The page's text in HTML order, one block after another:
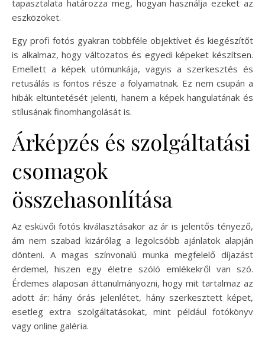
tapasztalata határozza meg, hogyan használja ezeket az
eszközöket.
Egy profi fotós gyakran többféle objektívet és kiegészítőt
is alkalmaz, hogy változatos és egyedi képeket készítsen.
Emellett a képek utómunkája, vagyis a szerkesztés és
retusálás is fontos része a folyamatnak. Ez nem csupán a
hibák eltüntetését jelenti, hanem a képek hangulatának és
stílusának finomhangolását is.
Árképzés és szolgáltatási
csomagok
összehasonlítása
Az esküvői fotós kiválasztásakor az ár is jelentős tényező,
ám nem szabad kizárólag a legolcsóbb ajánlatok alapján
dönteni. A magas színvonalú munka megfelelő díjazást
érdemel, hiszen egy életre szóló emlékekről van szó.
Érdemes alaposan áttanulmányozni, hogy mit tartalmaz az
adott ár: hány órás jelenlétet, hány szerkesztett képet,
esetleg extra szolgáltatásokat, mint például fotókönyv
vagy online galéria.